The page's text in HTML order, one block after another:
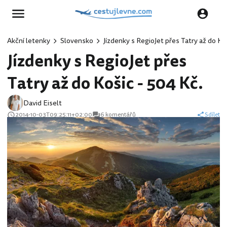
Akční letenky Slovensko Jízdenky s RegioJet přes Tatry až do
Jízdenky s RegioJet přes
Tatry až do Košic - 504 Kč.
David Eiselt
2014-10-03T09:25:11+02:00 6 komentářů Sdílet